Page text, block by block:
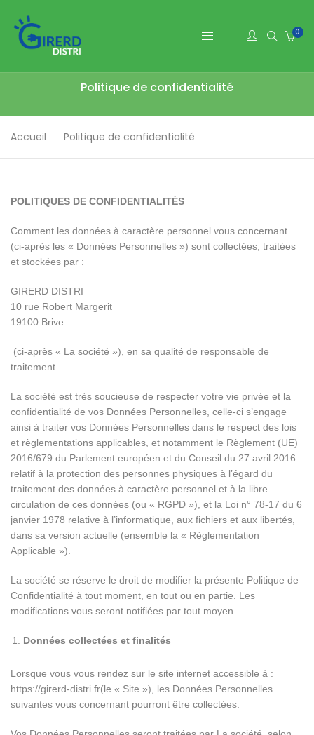
0
Politique de confidentialité
Accueil Politique de confidentialité
POLITIQUES DE CONFIDENTIALITÉS
Comment les données à caractère personnel vous concernant
(ci-après les « Données Personnelles ») sont collectées, traitées
et stockées par :
GIRERD DISTRI
10 rue Robert Margerit
19100 Brive
(ci-après « La société »), en sa qualité de responsable de
traitement.
La société est très soucieuse de respecter votre vie privée et la
confidentialité de vos Données Personnelles, celle-ci s’engage
ainsi à traiter vos Données Personnelles dans le respect des lois
et règlementations applicables, et notamment le Règlement (UE)
2016/679 du Parlement européen et du Conseil du 27 avril 2016
relatif à la protection des personnes physiques à l’égard du
traitement des données à caractère personnel et à la libre
circulation de ces données (ou « RGPD »), et la Loi n° 78-17 du 6
janvier 1978 relative à l’informatique, aux fichiers et aux libertés,
dans sa version actuelle (ensemble la « Règlementation
Applicable »).
La société se réserve le droit de modifier la présente Politique de
Confidentialité à tout moment, en tout ou en partie. Les
modifications vous seront notifiées par tout moyen.
Données collectées et finalités
Lorsque vous vous rendez sur le site internet accessible à :
https://girerd-distri.fr(le « Site »), les Données Personnelles
suivantes vous concernant pourront être collectées.